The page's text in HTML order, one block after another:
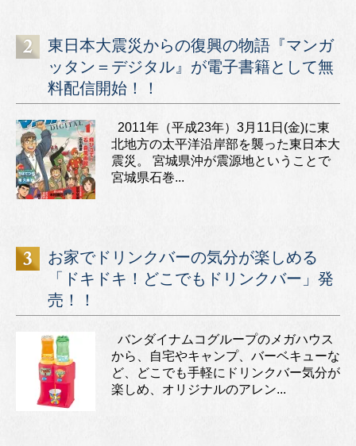
東日本大震災からの復興の物語『マンガ
ッタン＝デジタル』が電子書籍として無
料配信開始！！
2011年（平成23年）3月11日(金)に東
北地方の太平洋沿岸部を襲った東日本大
震災。 宮城県沖が震源地ということで
宮城県石巻...
お家でドリンクバーの気分が楽しめる
「ドキドキ！どこでもドリンクバー」発
売！！
バンダイナムコグループのメガハウス
から、自宅やキャンプ、バーベキューな
ど、どこでも手軽にドリンクバー気分が
楽しめ、オリジナルのアレン...